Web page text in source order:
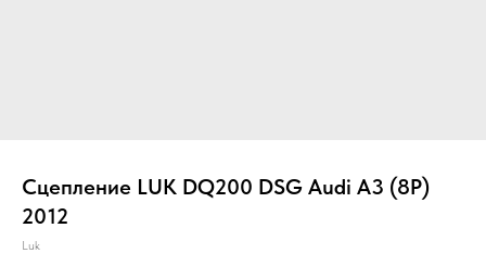
Сцепление LUK DQ200 DSG Audi A3 (8P)
2012
Luk